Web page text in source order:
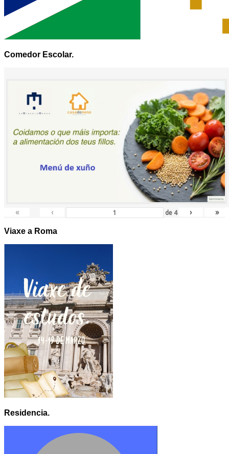
Comedor Escolar.
« ‹ de 4 › »
Viaxe a Roma
Residencia.